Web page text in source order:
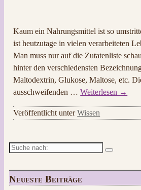
Kaum ein Nahrungsmittel ist so
ist heutzutage in vielen verarbeiteten
Man muss nur auf die Zutatenliste
hinter den verschiedensten
Maltodextrin, Glukose, Maltose, etc.
ausschweifenden … Weiterlesen →
Veröffentlicht unter Wissen
Suche
Neueste Beiträge